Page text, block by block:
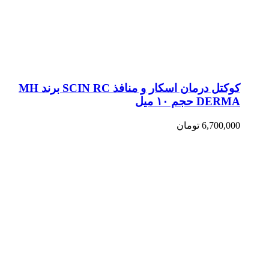
کوکتل درمان اسکار و منافذ SCIN RC برند MH
DERMA حجم ۱۰ میل
6,700,000 تومان